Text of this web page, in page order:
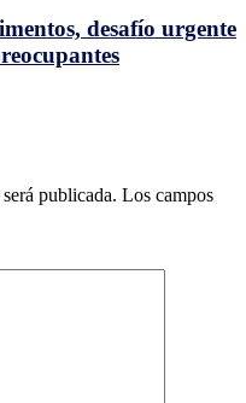
desafío urgente
publicada. Los campos